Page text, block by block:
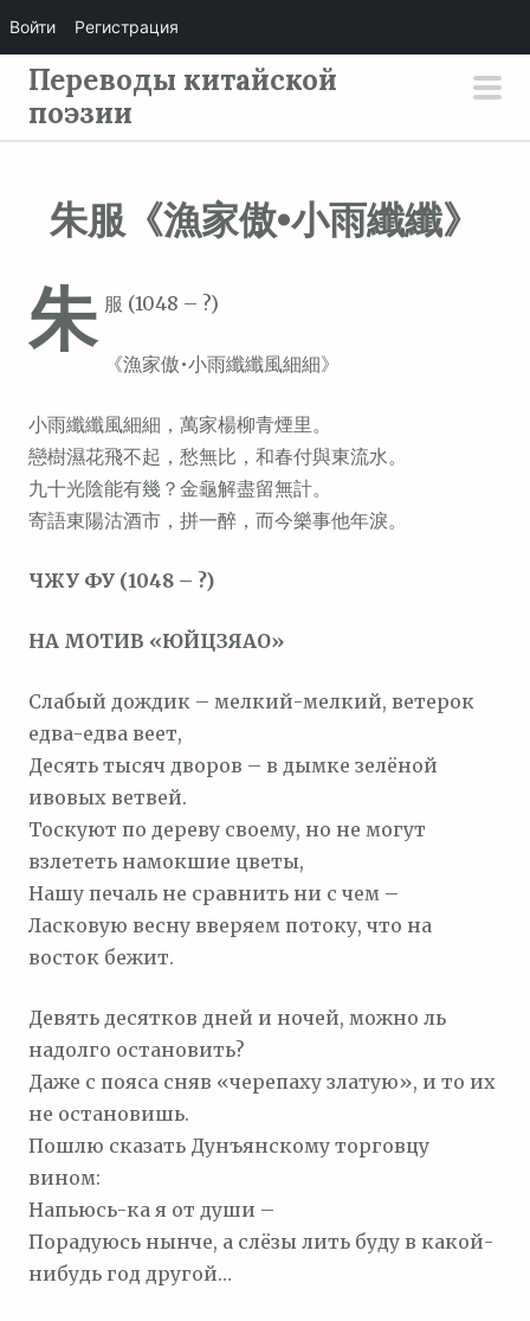
р
Переводы китайской
поэзии
朱服《漁家傲•小雨纖纖》
朱 服 (1048 – ?)
《漁家傲•小雨纖纖風細細》
小雨纖纖風細細，萬家楊柳青煙里。
戀樹濕花飛不起，愁無比，和春付與東流水。
九十光陰能有幾？金龜解盡留無計。
寄語東陽沽酒市，拼一醉，而今樂事他年淚。
ЧЖУ ФУ (1048 – ?)
НА МОТИВ «ЮЙЦЗЯАО»
Слабый дождик – мелкий-мелкий, ветерок
едва-едва веет,
Десять тысяч дворов – в дымке зелёной
ивовых ветвей.
Тоскуют по дереву своему, но не могут
взлететь намокшие цветы,
Нашу печаль не сравнить ни с чем –
Ласковую весну вверяем потоку, что на
восток бежит.
Девять десятков дней и ночей, можно ль
надолго остановить?
Даже с пояса сняв «черепаху златую», и то их
не остановишь.
Пошлю сказать Дунъянскому торговцу
вином:
Напьюсь-ка я от души –
Порадуюсь нынче, а слёзы лить буду в какой-
нибудь год другой…
Войти Регистрация